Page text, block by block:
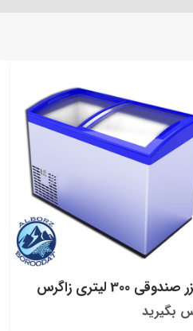
300 لیتری زاگرس
بگیرید